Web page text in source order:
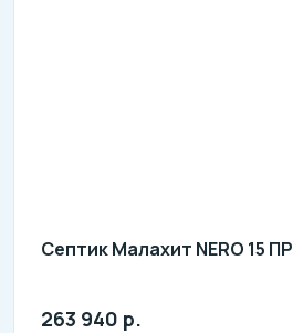
Септик Малахит NERO 15 ПР
Количество человек: 13-15
263 940 р.